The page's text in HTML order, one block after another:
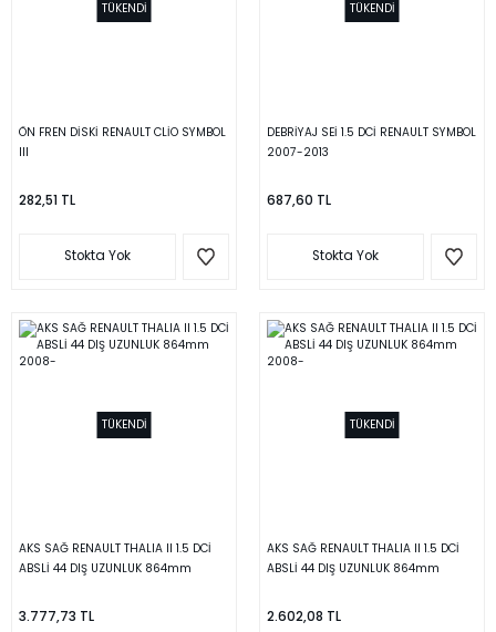
TÜKENDİ
ÖN FREN DİSKİ RENAULT CLİO SYMBOL
III
282,51 TL
Stokta Yok
TÜKENDİ
DEBRİYAJ SEİ 1.5 DCİ RENAULT SYMBOL
2007-2013
687,60 TL
Stokta Yok
TÜKENDİ
AKS SAĞ RENAULT THALIA II 1.5 DCİ
ABSLİ 44 DIŞ UZUNLUK 864mm
3.777,73 TL
TÜKENDİ
AKS SAĞ RENAULT THALIA II 1.5 DCİ
ABSLİ 44 DIŞ UZUNLUK 864mm
2.602,08 TL